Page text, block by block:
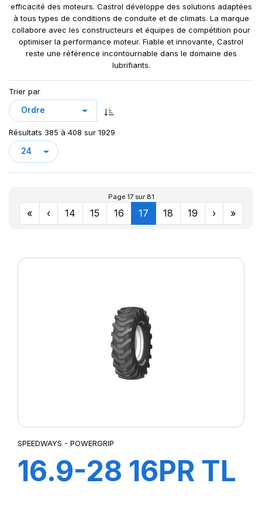
efficacité des moteurs. Castrol développe des solutions adaptées
à tous types de conditions de conduite et de climats. La marque
collabore avec les constructeurs et équipes de compétition pour
optimiser la performance moteur. Fiable et innovante, Castrol
reste une référence incontournable dans le domaine des
lubrifiants.
Trier par
Résultats 385 à 408 sur 1929
Page 17 sur 81
« ‹ 14 15 16 17 18 19 › »
SPEEDWAYS - POWERGRIP
16.9-28 16PR TL